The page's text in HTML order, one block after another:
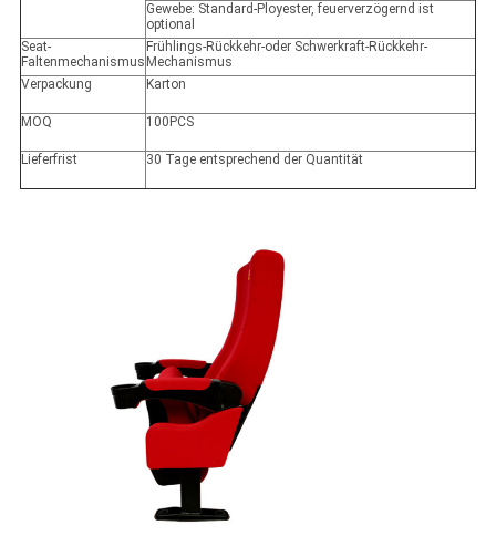
Gewebe: Standard-Ployester, feuerverzögernd ist
optional
Seat-
Faltenmechanismus
Frühlings-Rückkehr-oder Schwerkraft-Rückkehr-
Mechanismus
Verpackung
Karton
MOQ 100PCS
Lieferfrist 30 Tage entsprechend der Quantität